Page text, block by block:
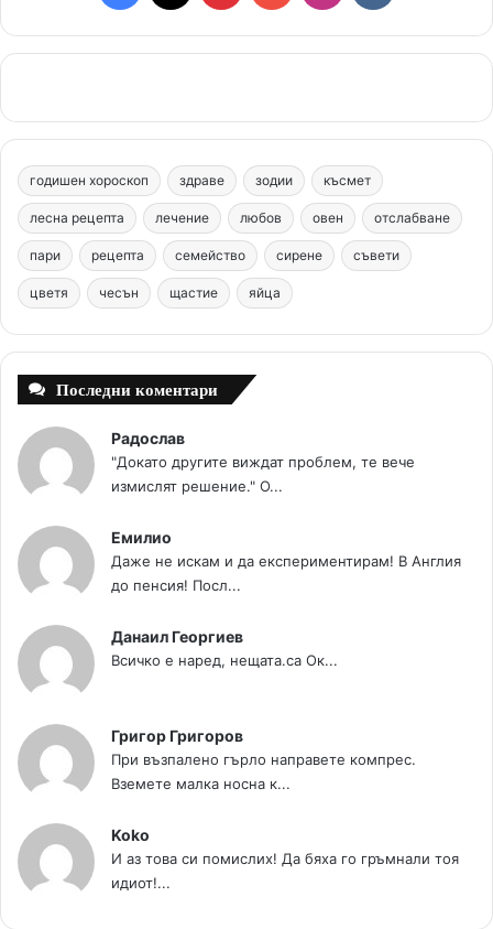
a
e
b
o
o
k
i
t
e
r
e
s
t
o
T
u
b
e
n
t
a
g
r
m
k
c
m
годишен хороскоп здраве зодии късмет
лесна рецепта лечение любов овен отслабване
пари рецепта семейство сирене съвети
цветя чесън щастие яйца
Последни коментари
Радослав
"Докато другите виждат проблем, те вече
измислят решение." О...
Емилио
Даже не искам и да експериментирам! В Англия
до пенсия! Посл...
Данаил Георгиев
Всичко е наред, нещата.са Ок...
Григор Григоров
При възпалено гърло направете компрес.
Вземете малка носна к...
Koko
И аз това си помислих! Да бяха го гръмнали тоя
идиот!...